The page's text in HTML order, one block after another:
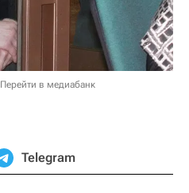
Перейти в медиабанк
Telegram